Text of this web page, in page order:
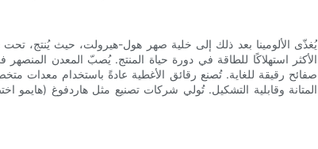
يُغذّى الألومينا بعد ذلك إلى خلية صهر هول-هيرولت، حيث يُنتج، تحت
الأكثر استهلاكًا للطاقة في دورة حياة المنتج. يُصبّ المعدن
صفائح رقيقة للغاية. تُصنع رقائق الأغطية عادةً باستخدام معدات
المتانة وقابلية التشكيل. تُولي شركات تصنيع مثل هاردفوغ